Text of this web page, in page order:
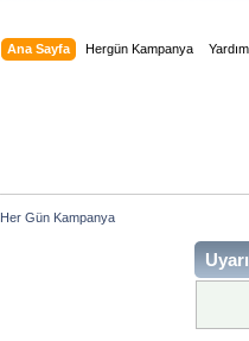
Ana Sayfa Hergün Kampanya Yardım
Her Gün Kampanya